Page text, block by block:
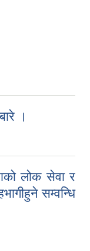
।
लोक सेवा र
सम्वन्धि